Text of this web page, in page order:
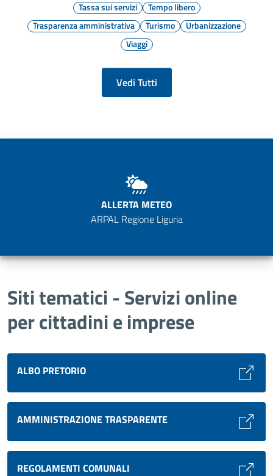
Tassa sui servizi
Tempo libero
Trasparenza amministrativa
Turismo
Urbanizzazione
Viaggi
Vedi Tutti
ALLERTA METEO
ARPAL Regione Liguria
Siti tematici - Servizi online
per cittadini e imprese
ALBO PRETORIO
AMMINISTRAZIONE TRASPARENTE
REGOLAMENTI COMUNALI